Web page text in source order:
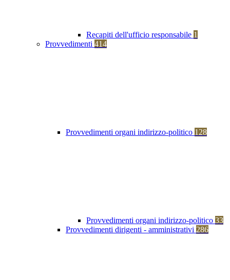
Recapiti dell'ufficio responsabile 1
Provvedimenti 414
Provvedimenti organi indirizzo-politico 128
Provvedimenti organi indirizzo-politico 33
Provvedimenti dirigenti - amministrativi 286